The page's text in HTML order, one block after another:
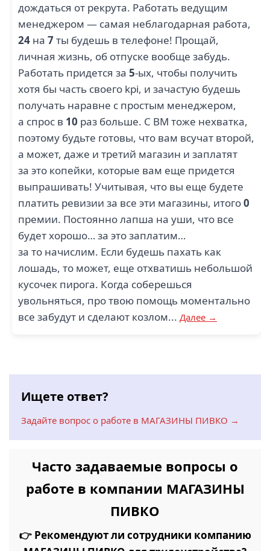
дождаться от рекрута. Работать ведущим
менеджером — самая неблагодарная работа,
24 на 7ты будешь в телефоне! Прощай,
личная жизнь, об отпуске вообще забудь.
Работать придется за 5-ых, чтобы получить
хотя бы часть своего kpi, и зачастую будешь
получать наравне с простым менеджером,
а спрос в 10 раз больше. С ВМ тоже нехватка,
поэтому будьте готовы, что вам всучат второй,
а может, даже и третий магазин и заплатят
за это копейки, которые вам еще придется
выпрашивать! Учитывая, что вы еще будете
платить ревизии за все эти магазины, итого0
премии. Постоянно лапша на уши, что все
будет хорошо… за это заплатим…
за то начислим. Если будешь пахать как
лошадь, то может, еще отхватишь небольшой
кусочек пирога. Когда соберешься
увольняться, про твою помощь моментально
все забудут и сделают козлом... Далее →
Ищете ответ?
Задайте вопрос о работе в МАГАЗИНЫ ПИВКО →
Часто задаваемые вопросы о
работе в компании МАГАЗИНЫ
ПИВКО
👉 Рекомендуют ли сотрудники компанию